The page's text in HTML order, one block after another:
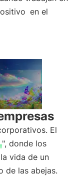
en el
El
", donde los
vida de un
de las abejas.